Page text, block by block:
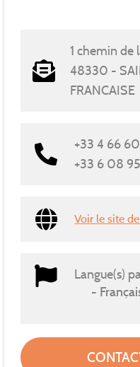
1 chemin de
48330 -
FRANCAISE
+33 4 66
+33 6 08
Voir le site
Langue(s)